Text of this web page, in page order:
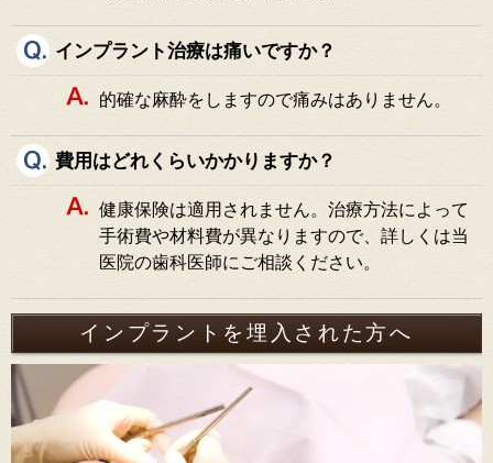
インプラント治療は痛いですか？
的確な麻酔をしますので痛みはありません。
費用はどれくらいかかりますか？
健康保険は適用されません。治療方法によって
手術費や材料費が異なりますので、詳しくは当
医院の歯科医師にご相談ください。
インプラントを埋入された方へ